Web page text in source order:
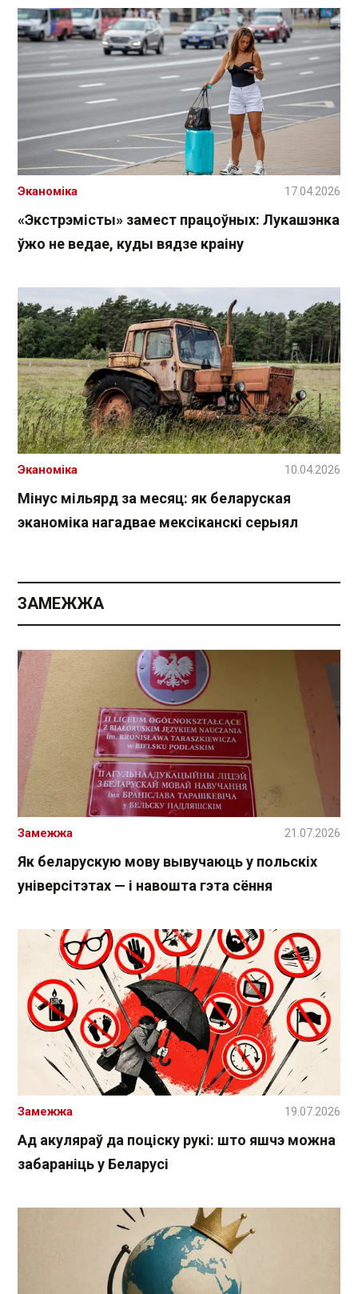
«Экстрэмісты» замест працоўных: Лукашэнка
ўжо не ведае, куды вядзе краіну
Эканоміка 17.04.2026
Мінус мільярд за месяц: як беларуская
эканоміка нагадвае мексіканскі серыял
Эканоміка 10.04.2026
ЗАМЕЖЖА
Як беларускую мову вывучаюць у польскіх
універсітэтах — і навошта гэта сёння
Замежжа 21.07.2026
Ад акуляраў да поціску рукі: што яшчэ можна
забараніць у Беларусі
Замежжа 19.07.2026